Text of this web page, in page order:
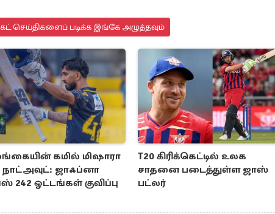
செய்திகளைப் படிக்க இங்கே அழுத்தவும்
கமில் மிஷாரா
நாட்அவுட்: ஜாஃப்னா
242 ஓட்டங்கள் குவிப்பு
T20 கிரிக்கெட்டில் உலக
சாதனை படைத்துள்ள ஜாஸ்
பட்லர்